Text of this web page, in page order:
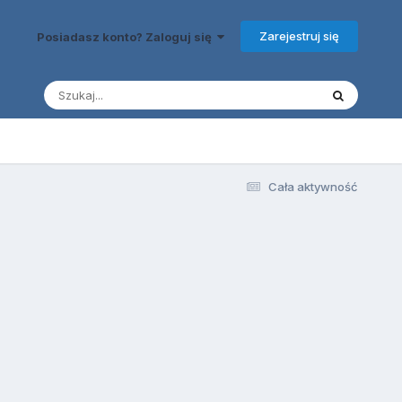
Posiadasz konto? Zaloguj się Zarejestruj się
Cała aktywność